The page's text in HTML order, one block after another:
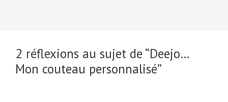
2 réflexions au sujet de “Deejo…
Mon couteau personnalisé”